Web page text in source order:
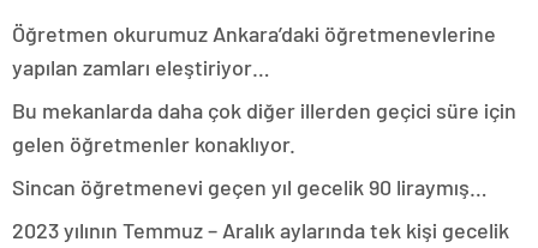
Öğretmen okurumuz Ankara’daki öğretmenevlerine
yapılan zamları eleştiriyor…
Bu mekanlarda daha çok diğer illerden geçici süre için
gelen öğretmenler konaklıyor.
Sincan öğretmenevi geçen yıl gecelik 90 liraymış…
2023 yılının Temmuz – Aralık aylarında tek kişi gecelik